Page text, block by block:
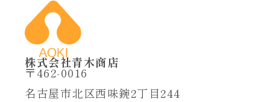
株式会社青木商店
〒462-0016
名古屋市北区西味鋺2丁目244